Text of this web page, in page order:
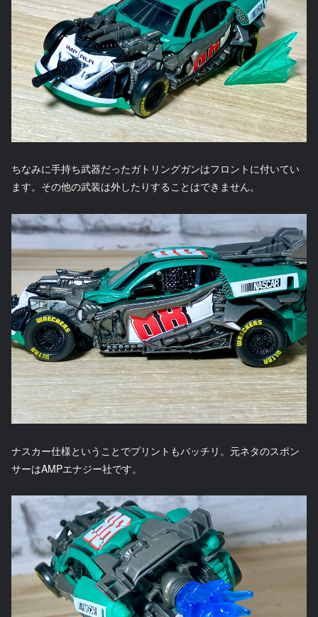
ちなみに手持ち武器だったガトリングガンはフロントに付いてい
ます。その他の武装は外したりすることはできません。
ナスカー仕様ということでプリントもバッチリ。元ネタのスポン
サーはAMPエナジー社です。